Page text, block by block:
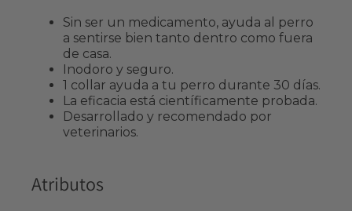
Sin ser un medicamento, ayuda al perro
a sentirse bien tanto dentro como fuera
de casa.
Inodoro y seguro.
1 collar ayuda a tu perro durante 30 días.
La eficacia está científicamente probada.
Desarrollado y recomendado por
veterinarios.
Atributos